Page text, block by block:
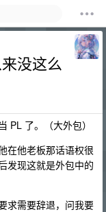
没这么
PL 了。（大外包）
在他老板那话语权很
发现这就是外包中的
求需要辞退，问我要